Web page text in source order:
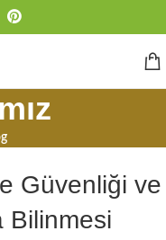
Güvenliği ve
Bilinmesi